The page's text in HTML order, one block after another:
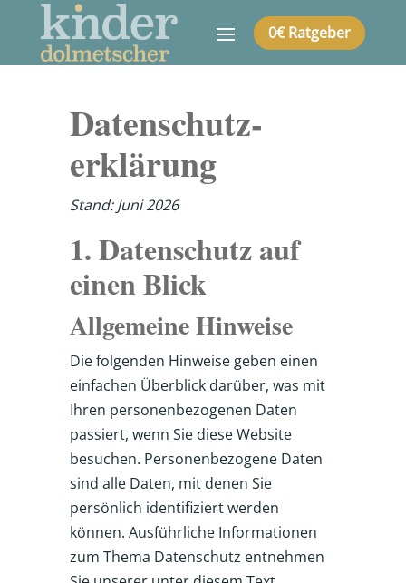
0€ Ratgeber
Datenschutz­
erklärung
Stand: Juni 2026
1. Datenschutz auf
einen Blick
Allgemeine Hinweise
Die folgenden Hinweise geben einen
einfachen Überblick darüber, was mit
Ihren personenbezogenen Daten
passiert, wenn Sie diese Website
besuchen. Personenbezogene Daten
sind alle Daten, mit denen Sie
persönlich identifiziert werden
können. Ausführliche Informationen
zum Thema Datenschutz entnehmen